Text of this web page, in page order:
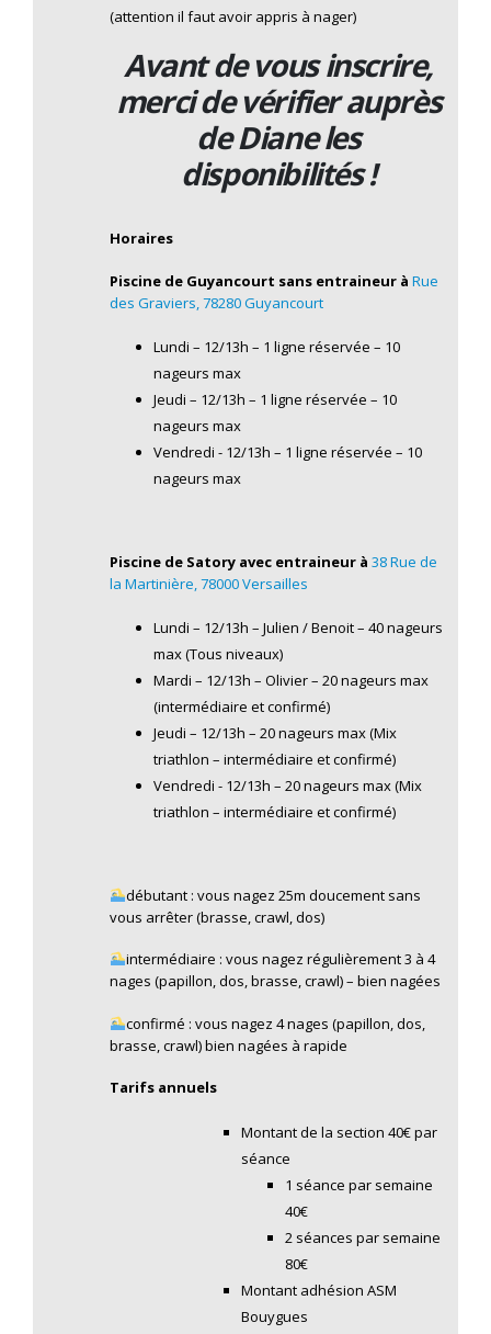
(attention il faut avoir appris à nager)
Avant de vous inscrire,
merci de vérifier auprès
de Diane les
disponibilités !
Horaires
Piscine de Guyancourt sans entraineur à Rue
des Graviers, 78280 Guyancourt
Lundi – 12/13h – 1 ligne réservée – 10
nageurs max
Jeudi – 12/13h – 1 ligne réservée – 10
nageurs max
Vendredi ­- 12/13h – 1 ligne réservée – 10
nageurs max
Piscine de Satory avec entraineur à 38 Rue de
la Martinière, 78000 Versailles
Lundi – 12/13h – Julien / Benoit – 40 nageurs
max (Tous niveaux)
Mardi – 12/13h – Olivier – 20 nageurs max
(intermédiaire et confirmé)
Jeudi – 12/13h – 20 nageurs max (Mix
triathlon – intermédiaire et confirmé)
Vendredi ­- 12/13h – 20 nageurs max (Mix
triathlon – intermédiaire et confirmé)
débutant : vous nagez 25m doucement sans
vous arrêter (brasse, crawl, dos)
intermédiaire : vous nagez régulièrement 3 à 4
nages (papillon, dos, brasse, crawl) – bien nagées
confirmé : vous nagez 4 nages (papillon, dos,
brasse, crawl) bien nagées à rapide
Tarifs annuels
Montant de la section 40€ par
séance
1 séance par semaine
40€
2 séances par semaine
80€
Montant adhésion ASM
Bouygues